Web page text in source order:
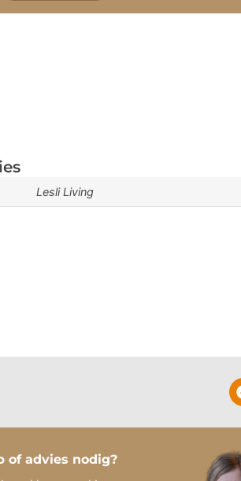
Lesli Living
of advies nodig?